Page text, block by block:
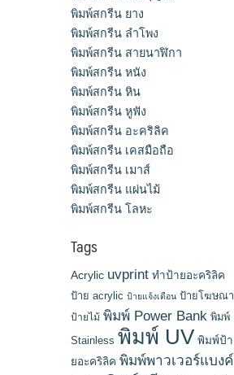
พิมพ์สกรีน ยาง
พิมพ์สกรีน ลำโพง
พิมพ์สกรีน สายนาฬิกา
พิมพ์สกรีน หนัง
พิมพ์สกรีน หิน
พิมพ์สกรีน หูฟัง
พิมพ์สกรีน อะคริลิค
พิมพ์สกรีน เคสมือถือ
พิมพ์สกรีน เมาส์
พิมพ์สกรีน แผ่นไม้
พิมพ์สกรีน โลหะ
Tags
Acrylic uvprint ทำป้ายอะคริลิค
ป้าย acrylic ป้ายแจ้งเตือน ป้ายโฆษณา
ป้ายไม้ พิมพ์ Power Bank พิมพ์
Stainless พิมพ์ UV พิมพ์ป้า
ยอะคริลิค พิมพ์พาวเวอร์แบงค์